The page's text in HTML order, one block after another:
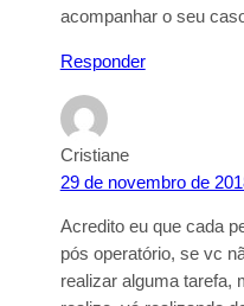
acompanhar o seu
Responder
Cristiane
29 de novembro de
Acredito eu que cada
pós operatório, se vc
realizar alguma tarefa,